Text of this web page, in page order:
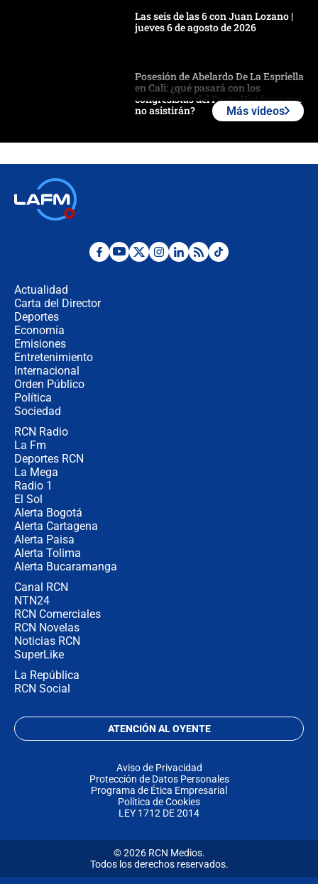
Las seis de las 6 con Juan Lozano |
jueves 6 de agosto de 2026
Posesión de Abelardo De La Espriella
en Cali: ¿qué pasará con los
congresistas del Pacto Histórico que
no asistirán?
crece el pulso por la elección del
¿Por qué De la Espriella gobernará
Más videos
Actualidad
Carta del Director
Deportes
Economía
Emisiones
Entretenimiento
Internacional
Orden Público
Política
Sociedad
RCN Radio
La Fm
Deportes RCN
La Mega
Radio 1
El Sol
Alerta Bogotá
Alerta Cartagena
Alerta Paisa
Alerta Tolima
Alerta Bucaramanga
Canal RCN
NTN24
RCN Comerciales
RCN Novelas
Noticias RCN
SuperLike
La República
RCN Social
ATENCIÓN AL OYENTE
Aviso de Privacidad
Protección de Datos Personales
Programa de Ética Empresarial
Política de Cookies
LEY 1712 DE 2014
© 2026 RCN Medios.
Todos los derechos reservados.